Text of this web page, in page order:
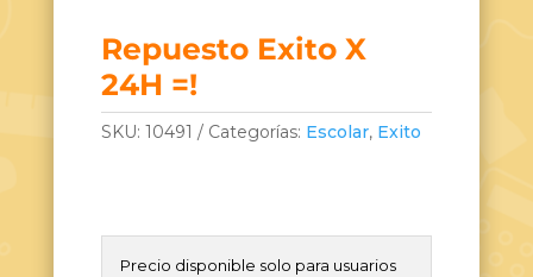
Repuesto Exito X
24H =!
SKU: 10491 Categorías: Escolar, Exito
Precio disponible solo para usuarios